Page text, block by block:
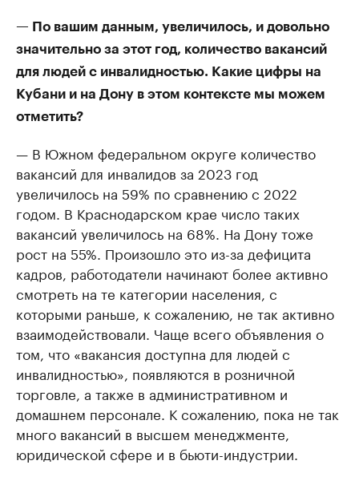
— По вашим данным, увеличилось, и довольно
значительно за этот год, количество вакансий
для людей с инвалидностью. Какие цифры на
Кубани и на Дону в этом контексте мы можем
отметить?
— В Южном федеральном округе количество
вакансий для инвалидов за 2023 год
увеличилось на 59% по сравнению с 2022
годом. В Краснодарском крае число таких
вакансий увеличилось на 68%. На Дону тоже
рост на 55%. Произошло это из-за дефицита
кадров, работодатели начинают более активно
смотреть на те категории населения, с
которыми раньше, к сожалению, не так активно
взаимодействовали. Чаще всего объявления о
том, что «вакансия доступна для людей с
инвалидностью», появляются в розничной
торговле, а также в административном и
домашнем персонале. К сожалению, пока не так
много вакансий в высшем менеджменте,
юридической сфере и в бьюти-индустрии.